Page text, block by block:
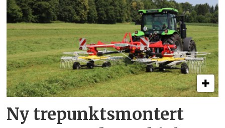
Ny trepunkts­montert